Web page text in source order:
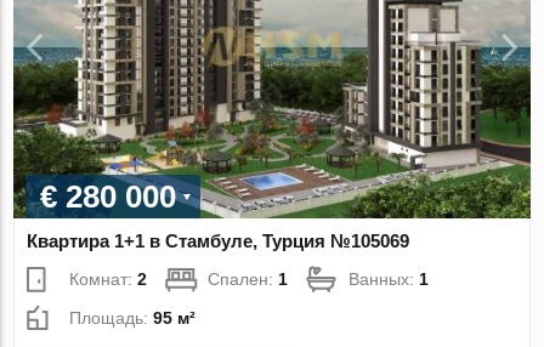
€ 280 000
Квартира 1+1 в Стамбуле, Турция №105069
Комнат:2 Спален: 1 Ванных: 1
Площадь:95 м²